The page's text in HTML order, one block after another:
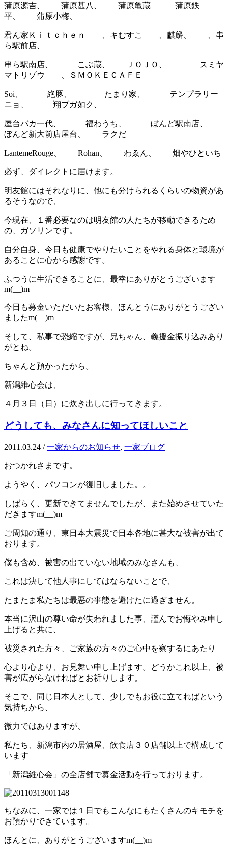
蒲原源吉、 蒲原甚八、 蒲原亀蔵 蒲原鉄
平、 蒲原小梅、
君ん家Ｋｉｔｃｈｅｎ 、キむすこ 、麒麟、 、串
ら駅前店、
串ら駅南店、 こぶ蔵、 ＪＯＪＯ、 スミヤ
マトリゾウ 、ＳＭＯＫＥＣＡＦＥ
Soi、 絶豚、 たまり家、 テンプラリー
ニョ、 翔ブガ如ク、
屋台バカ一代、 福わうち、 ぼんど駅南店、
ぼんど新大前店屋台、 ラクだ
LantemeRouge、 Rohan、 わゑん、 畑やひといち
必ず、ダイレクトに届けます。
明友館にはそれなりに、他にも分けられるくらいの物資があ
るそうなので、
今現在、１番必要なのは明友館の人たちが移動できるため
の、ガソリンです。
自分自身、今日も健康でやりたいことをやれる身体と環境が
あることに心から感謝です。
ふつうに生活できることに、最幸にありがとうございます
m(__)m
今日も募金いただいたお客様、ほんとうにありがとうござい
ましたm(__)m
そして、私事で恐縮ですが、兄ちゃん、義援金振り込みあり
がとね。
ちゃんと預かったから。
新潟維心会は、
４月３日（日）に炊き出しに行ってきます。
どうしても、みなさんに知ってほしいこと
2011.03.24 /一家からのお知らせ, 一家ブログ
おつかれさまです。
ようやく、パソコンが復旧しました。。
しばらく、更新できてませんでしたが、また始めさせていた
だきますm(__)m
ご周知の通り、東日本大震災で日本各地に甚大な被害が出て
おります。
僕も含め、被害の出ていない地域のみなさんも、
これは決して他人事にしてはならないことで、
たまたま私たちは最悪の事態を避けたに過ぎません。
本当に沢山の尊い命が失われました事、謹んでお悔やみ申し
上げると共に、
被災された方々、ご家族の方々のご心中を察するにあたり
心より心より、お見舞い申し上げます。どうかこれ以上、被
害が広がらなければとお祈りします。
そこで、同じ日本人として、少しでもお役に立てればという
気持ちから、
微力ではありますが、
私たち、新潟市内の居酒屋、飲食店３０店舗以上で構成して
います
「新潟維心会」の全店舗で募金活動を行っております。
ちなみに、一家では１日でもこんなにもたくさんのキモチを
お預かりできています。
ほんとに、ありがとうございますm(__)m